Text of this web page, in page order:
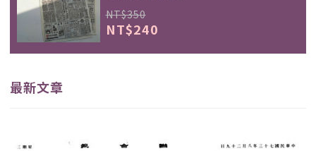
NT$350
NT$240
最新文章